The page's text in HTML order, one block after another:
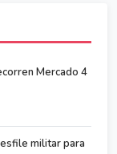
Mercado 4
militar para